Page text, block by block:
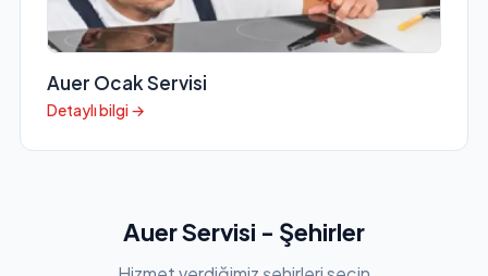
Auer Ocak Servisi
Detaylı bilgi →
Auer Servisi - Şehirler